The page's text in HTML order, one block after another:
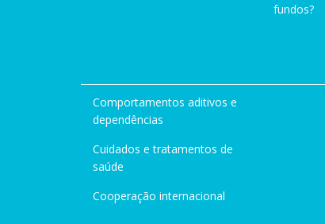
fundos?
Comportamentos aditivos e
dependências
Cuidados e tratamentos de
saúde
Cooperação internacional